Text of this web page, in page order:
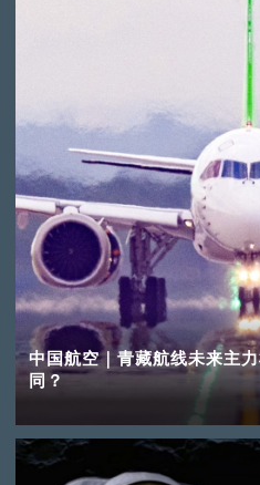
中国航空｜青藏航线未来主
同？